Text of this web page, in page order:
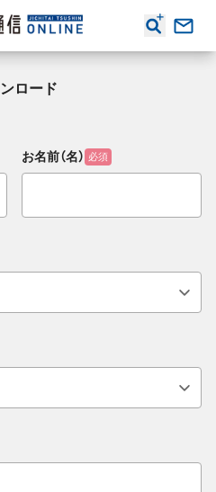
ロード
お名前（名） 必須